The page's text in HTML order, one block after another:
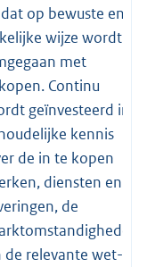
op bewuste en
wijze wordt
met
Continu
geïnvesteerd in
kennis
de in te kopen
diensten en
de
de relevante wet-